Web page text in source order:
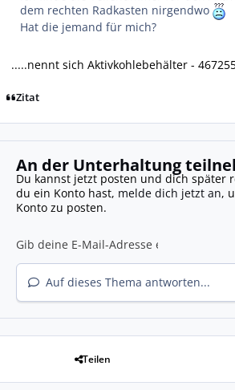
dem rechten Radkasten nirgendwo
Hat die jemand für mich?
.....nennt sich Aktivkohlebehälter -
Zitat
An der Unterhaltung
Du kannst jetzt posten und dich später
du ein Konto hast, melde dich jetzt an,
Konto zu posten.
Auf dieses Thema antworten...
Teilen